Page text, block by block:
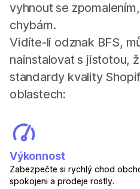
vyhnout se
chybám.
Vidíte-li odznak BFS,
nainstalovat s jistotou,
standardy kvality
oblastech:
Výkonnost
Zabezpečte si rychlý chod
spokojeni a prodeje rostly.